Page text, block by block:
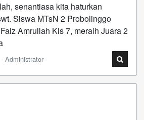
senantiasa kita haturkan
Siswa MTsN 2 Probolinggo
Amrullah Kls 7, meraih Juara 2
Administrator